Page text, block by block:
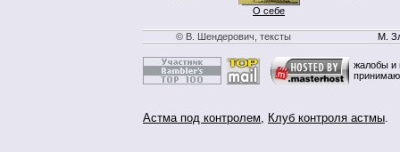
О себе
© В. Шендерович, тексты М.
жалобы и
Астма под контролем, Клуб контроля астмы.